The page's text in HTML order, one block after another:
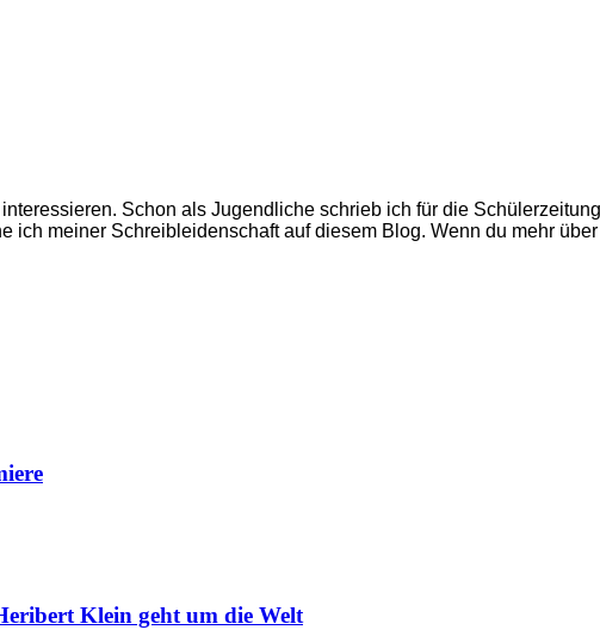
Schon als Jugendliche schrieb ich für die
ich meiner Schreibleidenschaft auf diesem Blog. Wenn du mehr
Klein geht um die Welt